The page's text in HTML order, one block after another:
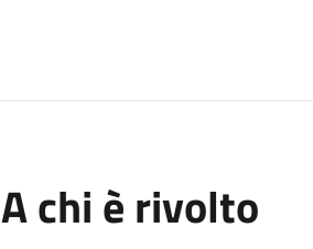
A chi è rivolto